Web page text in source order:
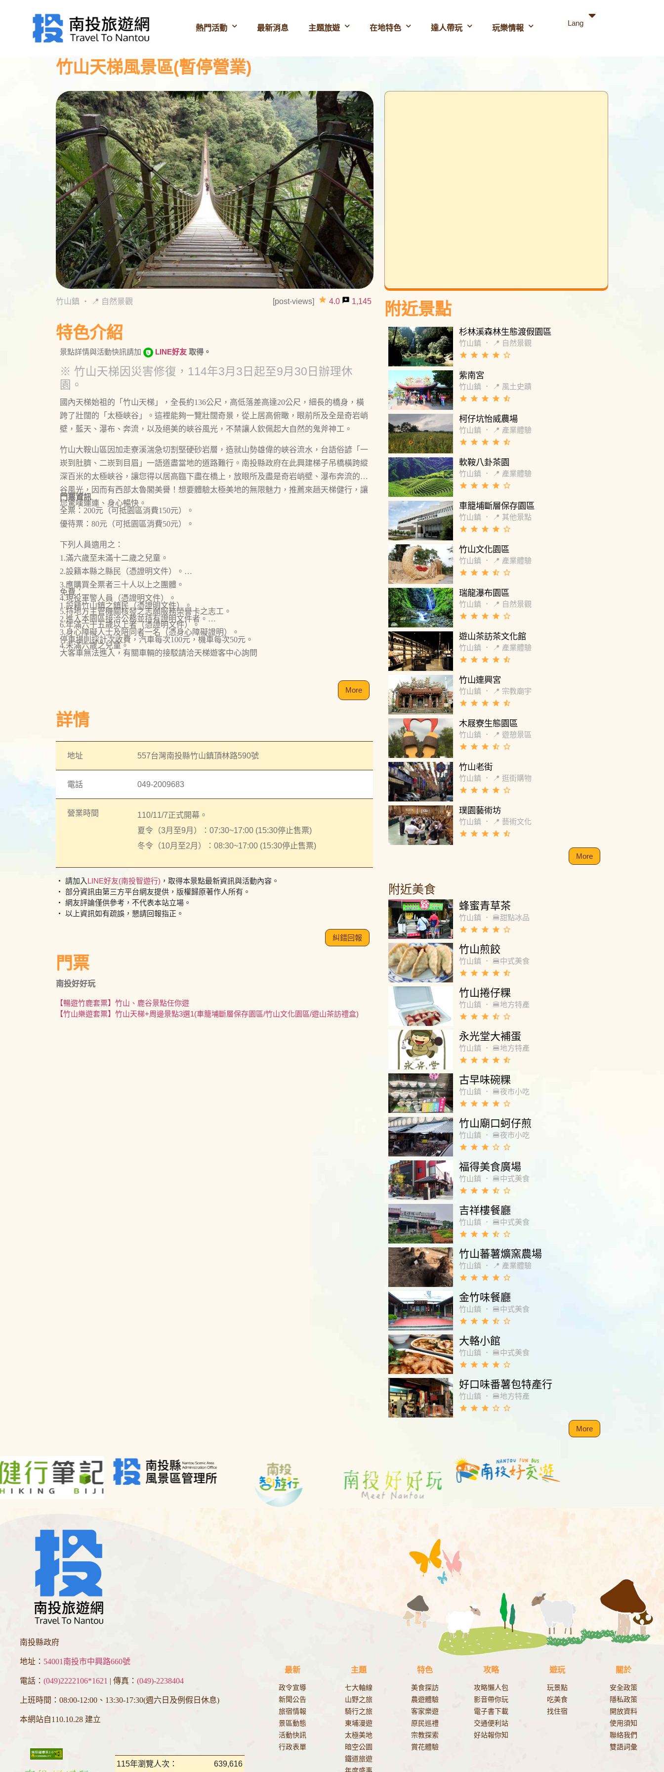
熱門活動 最新消息 主題旅遊 在地特色 達人帶玩 玩樂情報
Lang
竹山天梯風景區(暫停營業)
竹山鎮 ・ 📍 自然景觀 [post-views] grade 4.0 reviews 1,145
特色介紹
景點詳情與活動快訊請加 LINE好友取得。
※ 竹山天梯因災害修復，114年3月3日起至9月30日辦理休
園。
國內天梯始祖的「竹山天梯」，全長約136公尺，高低落差高達20公尺，細長的橋身，橫
跨了壯闊的「太極峽谷」。這裡能夠一覽壯闊奇景，從上居高俯瞰，眼前所及全是奇岩峭
壁，藍天、瀑布、奔流，以及絕美的峽谷風光，不禁讓人欽佩起大自然的鬼斧神工。
竹山大鞍山區因加走寮溪湍急切割堅硬砂岩層，造就山勢雄偉的峽谷流水，台語俗諺「一
崁到肚臍、二崁到目眉」一語道盡當地的道路難行。南投縣政府在此興建梯子吊橋橫跨縱
深百米的太極峽谷，讓您得以居高臨下盡在橋上，放眼所及盡是奇岩峭壁、瀑布奔流的峽
谷風光，因而有西部太魯閣美譽！想要體驗太極美地的無限魅力，推薦來趟天梯健行，讓
您驚嘆連連、身心暢快。
門票資訊
全票：200元（可抵園區消費150元）。
優待票：80元（可抵園區消費50元）。
下列人員適用之：
1.滿六歲至未滿十二歲之兒童。
2.設籍本縣之縣民（憑證明文件）。
3.應購買全票者三十人以上之團體。
4.現役軍警人員（憑證明文件）。
5.持地方主管機關核發之志願服務榮譽卡之志工。
6.年滿六十五歲以上者（憑證明文件）。
免費：
1.設籍竹山鎮之鎮民（憑證明文件）。
2.進入本園區接洽公務並持有證明文件者。
3.身心障礙人士及陪同者一名（憑身心障礙證明）。
4.未滿六歲之兒童。
停車場則採計次收費，汽車每次100元，機車每次50元。
大客車無法進入，有關車輛的接駁請洽天梯遊客中心詢問
More
詳情
地址 557台灣南投縣竹山鎮頂林路590號
電話 049-2009683
營業時間
110/11/7正式開幕。
夏令（3月至9月）：07:30~17:00 (15:30停止售票)
冬令（10月至2月）：08:30~17:00 (15:30停止售票)
・ 請加入 LINE好友(南投智遊行) ，取得本景點最新資訊與活動內容。
・ 部分資訊由第三方平台網友提供，版權歸原著作人所有。
・ 網友評論僅供參考，不代表本站立場。
・ 以上資訊如有疏誤，懇請回報指正。
糾錯回報
門票
南投好好玩
【暢遊竹鹿套票】竹山、鹿谷景點任你遊
【竹山樂遊套票】竹山天梯+周邊景點3選1(車籠埔斷層保存園區/竹山文化園區/遊山茶訪禮盒)
附近景點
杉林溪森林生態渡假園區
竹山鎮 ． 📍 自然景觀
grade grade grade grade star_border
紫南宮
竹山鎮 ． 📍 風土史蹟
grade grade grade grade star_half
柯仔坑怡威農場
竹山鎮 ． 📍 產業體驗
grade grade grade grade star_half
軟鞍八卦茶園
竹山鎮 ． 📍 產業體驗
grade grade grade grade star_border
車籠埔斷層保存園區
竹山鎮 ． 📍 其他景點
grade grade grade grade star_border
竹山文化園區
竹山鎮 ． 📍 產業體驗
grade grade grade star_half star_border
瑞龍瀑布園區
竹山鎮 ． 📍 自然景觀
grade grade grade grade star_border
遊山茶訪茶文化館
竹山鎮 ． 📍 產業體驗
grade grade grade grade star_half
竹山連興宮
竹山鎮 ． 📍 宗教廟宇
grade grade grade grade star_half
木屐寮生態園區
竹山鎮 ． 📍 遊憩景區
grade grade grade star_half star_border
竹山老街
竹山鎮 ． 📍 逛街購物
grade grade grade grade star_border
璞園藝術坊
竹山鎮 ． 📍 藝術文化
grade grade grade grade star_half
More
附近美食
蜂蜜青草茶
竹山鎮 ． 🍔甜點冰品
grade grade grade grade star_border
竹山煎餃
竹山鎮 ． 🍔中式美食
grade grade grade grade star_half
竹山捲仔粿
竹山鎮 ． 🍔地方特產
grade grade grade star_half star_border
永光堂大補蛋
竹山鎮 ． 🍔地方特產
grade grade grade grade star_half
古早味碗粿
竹山鎮 ． 🍔夜市小吃
grade grade grade grade star_border
竹山廟口蚵仔煎
竹山鎮 ． 🍔夜市小吃
grade grade grade star_border star_border
福得美食廣場
竹山鎮 ． 🍔中式美食
grade grade grade star_half star_border
吉祥樓餐廳
竹山鎮 ． 🍔中式美食
grade grade grade star_half star_border
竹山蕃薯爌窯農場
竹山鎮 ． 📍 產業體驗
grade grade grade grade star_border
金竹味餐廳
竹山鎮 ． 🍔中式美食
grade grade grade star_half star_border
大輅小館
竹山鎮 ． 🍔中式美食
grade grade grade grade star_border
好口味番薯包特產行
竹山鎮 ． 🍔地方特產
grade grade grade star_border star_border
More
南投縣政府
地址： 54001南投市中興路660號
電話： (049)2222106*1621 | 傳真： (049)-2238404
上班時間：08:00-12:00、13:30-17:30(週六日及例假日休息)
本網站自110.10.28 建立
115年瀏覽人次： 639,616
最新
政令宣導
新聞公告
旅宿情報
景區動態
活動快訊
行政表單
主題
七大軸線
山野之旅
騎行之旅
東埔漫遊
太極美地
暗空公園
鐵道旅遊
特色
美食探訪
農遊體驗
客家樂遊
原民巡禮
宗教探索
賞花體驗
攻略
攻略懶人包
影音帶你玩
電子書下載
交通便利站
好站報你知
遊玩
玩景點
吃美食
找住宿
關於
安全政策
隱私政策
開放資料
使用須知
聯絡我們
雙語詞彙